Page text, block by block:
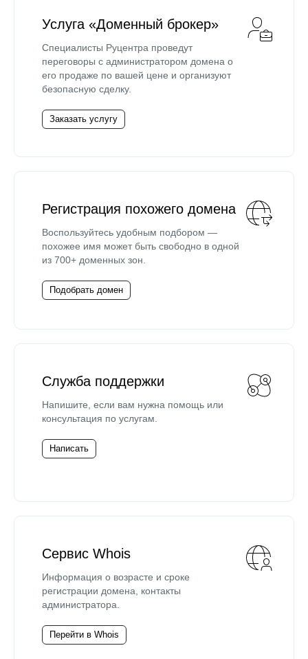
Услуга «Доменный брокер»
Специалисты Руцентра проведут
переговоры с администратором домена о
его продаже по вашей цене и организуют
безопасную сделку.
Заказать услугу
Регистрация похожего домена
Воспользуйтесь удобным подбором —
похожее имя может быть свободно в одной
из 700+ доменных зон.
Подобрать домен
Служба поддержки
Напишите, если вам нужна помощь или
консультация по услугам.
Написать
Сервис Whois
Информация о возрасте и сроке
регистрации домена, контакты
администратора.
Перейти в Whois